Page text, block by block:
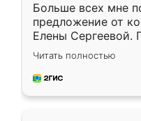
Больше всех мне
предложение от
Елены Сергеевой.
короткие сроки
для замера
предложил по
Читать полностью